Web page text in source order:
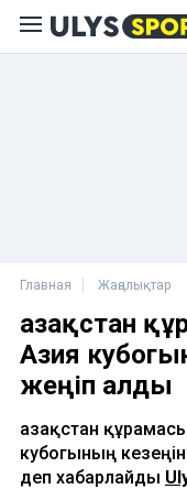
Главная Жаңалықтар
Қазақстан
Азия
жеңіп алды
Қазақстан
кубогының
деп хабарлайды